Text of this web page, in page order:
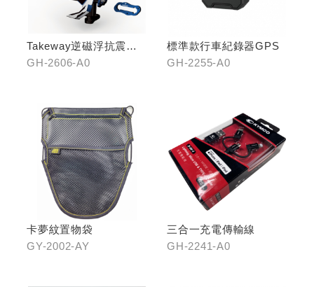
Takeway逆磁浮抗震手
機架
GH-2606-A0
標準款行車紀錄器GPS
GH-2255-A0
卡夢紋置物袋
GY-2002-AY
三合一充電傳輸線
GH-2241-A0